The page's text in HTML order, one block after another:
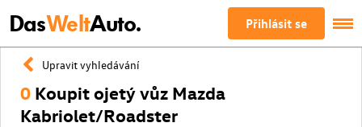
DasWeltAuto. Přihlásit se
Upravit vyhledávání
0 Koupit ojetý vůz Mazda
Kabriolet/Roadster